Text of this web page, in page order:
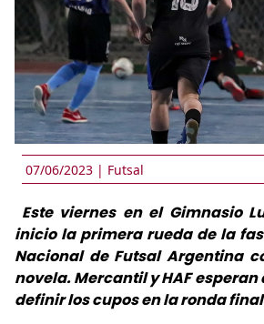
07/06/2023 | Futsal
Este viernes en el Gimnasio
inicio la primera rueda de la
Nacional de Futsal Argentina
novela. Mercantil y HAF
definir los cupos en la ronda